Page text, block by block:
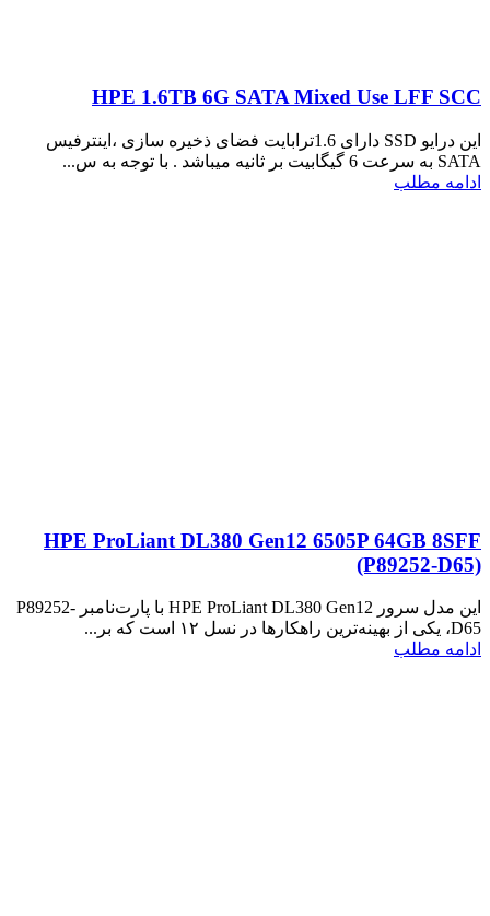
HPE 1.6TB 6G SATA Mixed Use LFF SCC
این درایو SSD دارای 1.6ترابایت فضای ذخیره سازی ،اینترفیس
SATA به سرعت 6 گیگابیت بر ثانیه میباشد . با توجه به س...
ادامه مطلب
HPE ProLiant DL380 Gen12 6505P 64GB 8SFF
(P89252‑D65)
این مدل سرور HPE ProLiant DL380 Gen12 با پارت‌نامبر P89252-
D65، یکی از بهینه‌ترین راهکارها در نسل ۱۲ است که بر...
ادامه مطلب